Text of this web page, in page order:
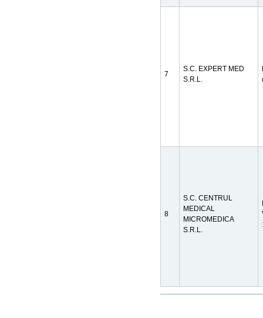
7
S.C. EXPERT MED
S.R.L.
8
S.C. CENTRUL
MEDICAL
MICROMEDICA
S.R.L.